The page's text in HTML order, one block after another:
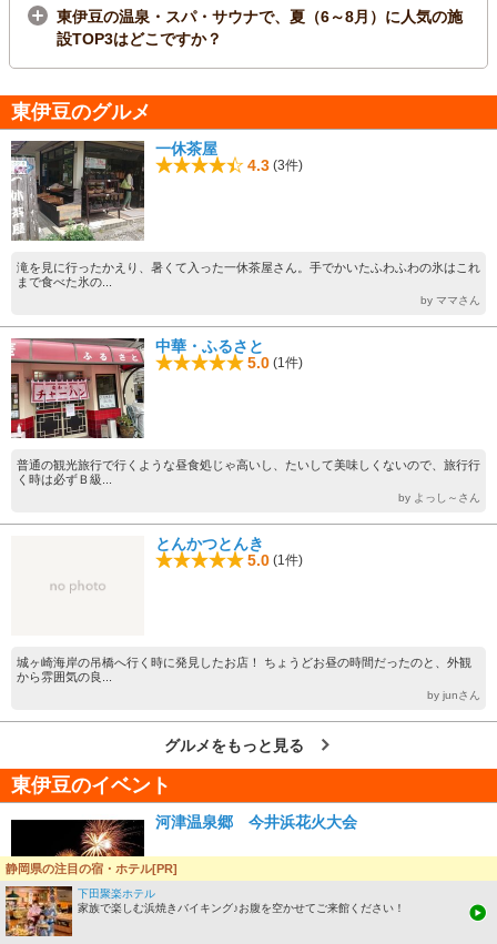
東伊豆の温泉・スパ・サウナで、夏（6～8月）に人気の施
設TOP3はどこですか？
東伊豆のグルメ
一休茶屋
4.3 (3件)
滝を見に行ったかえり、暑くて入った一休茶屋さん。手でかいたふわふわの氷はこれ
まで食べた氷の...
by ママさん
中華・ふるさと
5.0 (1件)
普通の観光旅行で行くような昼食処じゃ高いし、たいして美味しくないので、旅行行
く時は必ずＢ級...
by よっし～さん
とんかつとんき
5.0 (1件)
城ヶ崎海岸の吊橋へ行く時に発見したお店！ ちょうどお昼の時間だったのと、外観
から雰囲気の良...
by junさん
グルメをもっと見る
東伊豆のイベント
河津温泉郷 今井浜花火大会
駅から徒歩2分とアクセスがよく、海水浴客で賑わう今井浜海水浴場で、「河津
静岡県の注目の宿・ホテル[PR]
下田聚楽ホテル
家族で楽しむ浜焼きバイキング♪お腹を空かせてご来館ください！